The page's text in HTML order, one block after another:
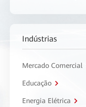
Indústrias
Mercado Comercial
Educação
Energia Elétrica